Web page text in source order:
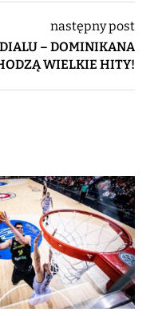
następny post
– DOMINIKANA
WIELKIE HITY!